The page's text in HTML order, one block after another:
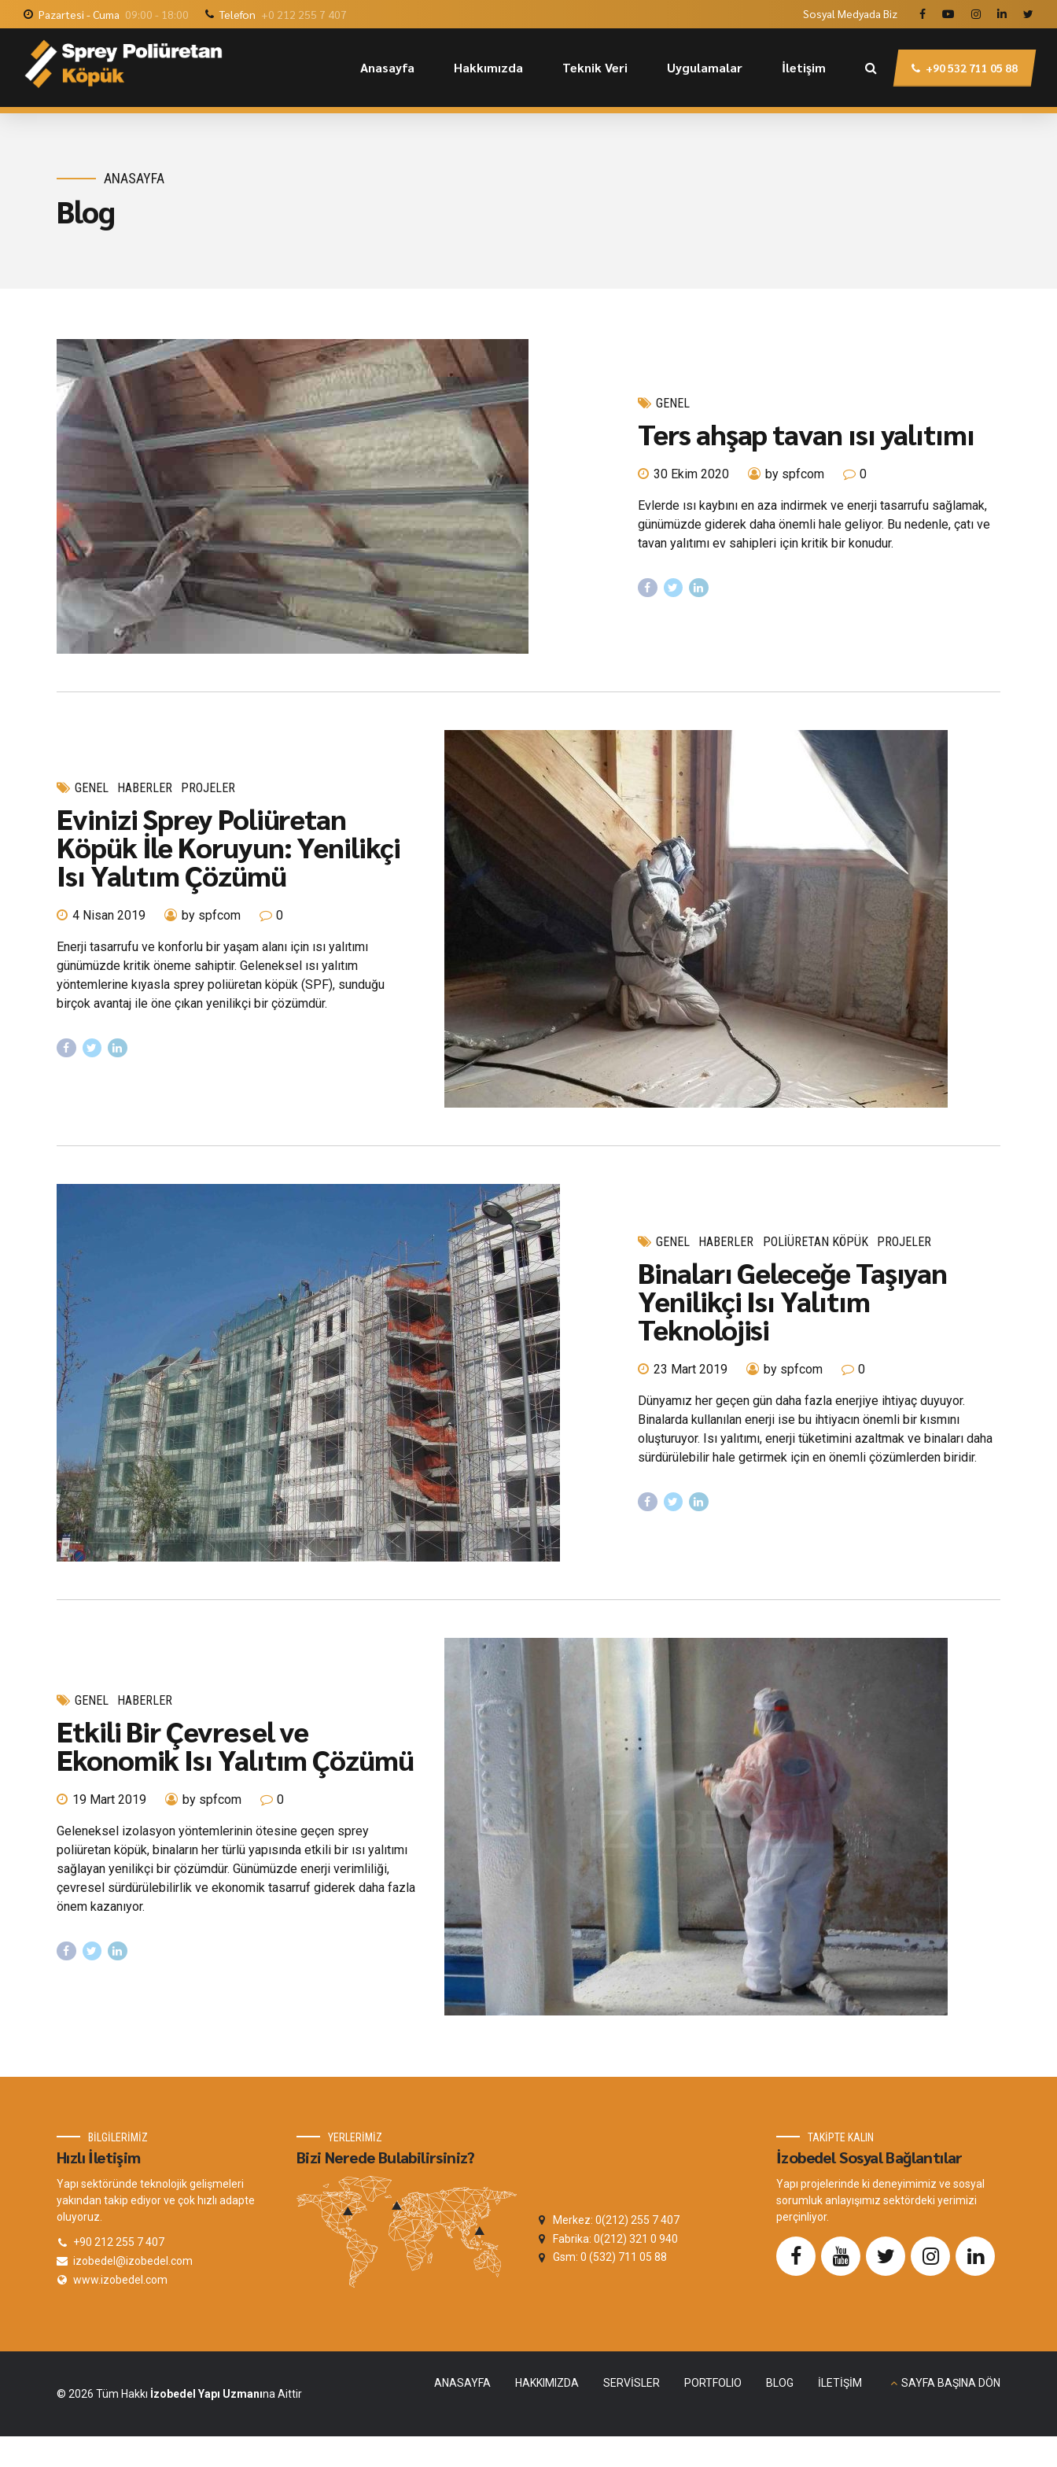
Pazartesi - Cuma 09:00 - 18:00 Telefon +0 212 255 7 407 Sosyal Medyada Biz
+90 532 711 05 88
Anasayfa Hakkımızda Teknik Veri Uygulamalar İletişim
ANASAYFA
Blog
GENEL
Ters ahşap tavan ısı yalıtımı
30 Ekim 2020 by spfcom 0
Evlerde ısı kaybını en aza indirmek ve enerji tasarrufu sağlamak,
günümüzde giderek daha önemli hale geliyor. Bu nedenle, çatı ve
tavan yalıtımı ev sahipleri için kritik bir konudur.
GENEL HABERLER PROJELER
Evinizi Sprey Poliüretan
Köpük İle Koruyun: Yenilikçi
Isı Yalıtım Çözümü
4 Nisan 2019 by spfcom 0
Enerji tasarrufu ve konforlu bir yaşam alanı için ısı yalıtımı
günümüzde kritik öneme sahiptir. Geleneksel ısı yalıtım
yöntemlerine kıyasla sprey poliüretan köpük (SPF), sunduğu
birçok avantaj ile öne çıkan yenilikçi bir çözümdür.
GENEL HABERLER POLIÜRETAN KÖPÜK PROJELER
Binaları Geleceğe Taşıyan
Yenilikçi Isı Yalıtım
Teknolojisi
23 Mart 2019 by spfcom 0
Dünyamız her geçen gün daha fazla enerjiye ihtiyaç duyuyor.
Binalarda kullanılan enerji ise bu ihtiyacın önemli bir kısmını
oluşturuyor. Isı yalıtımı, enerji tüketimini azaltmak ve binaları daha
sürdürülebilir hale getirmek için en önemli çözümlerden biridir.
GENEL HABERLER
Etkili Bir Çevresel ve
Ekonomik Isı Yalıtım Çözümü
19 Mart 2019 by spfcom 0
Geleneksel izolasyon yöntemlerinin ötesine geçen sprey
poliüretan köpük, binaların her türlü yapısında etkili bir ısı yalıtımı
sağlayan yenilikçi bir çözümdür. Günümüzde enerji verimliliği,
çevresel sürdürülebilirlik ve ekonomik tasarruf giderek daha fazla
önem kazanıyor.
BİLGİLERİMİZ
Hızlı İletişim
Yapı sektöründe teknolojik gelişmeleri
yakından takip ediyor ve çok hızlı adapte
oluyoruz.
+90 212 255 7 407
izobedel@izobedel.com
www.izobedel.com
YERLERİMİZ
Bizi Nerede Bulabilirsiniz?
Merkez: 0(212) 255 7 407
Fabrika: 0(212) 321 0 940
Gsm: 0 (532) 711 05 88
TAKİPTE KALIN
İzobedel Sosyal Bağlantılar
Yapı projelerinde ki deneyimimiz ve sosyal
sorumluk anlayışımız sektördeki yerimizi
perçinliyor.
© 2026 Tüm Hakkı İzobedel Yapı Uzmanına Aittir
ANASAYFA HAKKIMIZDA SERVİSLER PORTFOLIO BLOG İLETİŞİM SAYFA BAŞINA DÖN